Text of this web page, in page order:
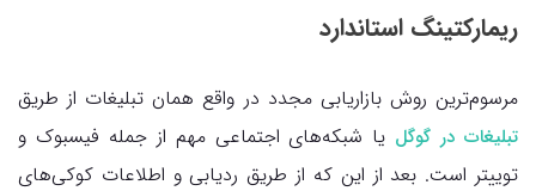
ریمارکتینگ استاندارد
مرسوم‌ترین روش بازاریابی مجدد در واقع همان تبلیغات از طریق
تبلیغات در گوگل یا شبکه‌های اجتماعی مهم از جمله فیسبوک و
توییتر است. بعد از این که از طریق ردیابی و اطلاعات کوکی‌های